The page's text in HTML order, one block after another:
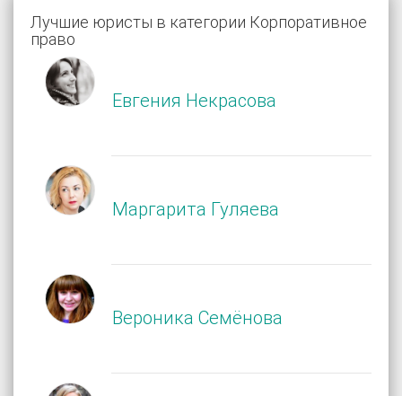
Лучшие юристы в категории Корпоративное
право
Евгения Некрасова
Маргарита Гуляева
Вероника Семёнова